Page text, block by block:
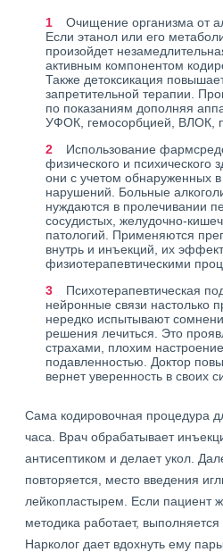
Очищение организма от
Если этанол или его
произойдет
активным компонентом
Также детоксикация
запретительной терапии.
по показаниям дополняя
УФОК, гемосорбцией, ВЛОК,
Использование
физического и психического
они с учетом обнаруженных в
нарушений. Больные
нуждаются в пролечивании
сосудистых, желудочно-
патологий. Применяются
внутрь и инъекций, их
физиотерапевтическими
Психотерапевтическая
нейронные связи настолько
нередко испытывают
решения лечиться. Это
страхами, плохим
подавленностью. Доктор
вернет уверенность в своих
Сама кодировочная процедура
часа. Врач обрабатывает
антисептиком и делает укол.
повторяется, место введения
лейкопластырем. Если пациент
методика работает,
Нарколог дает вдохнуть ему